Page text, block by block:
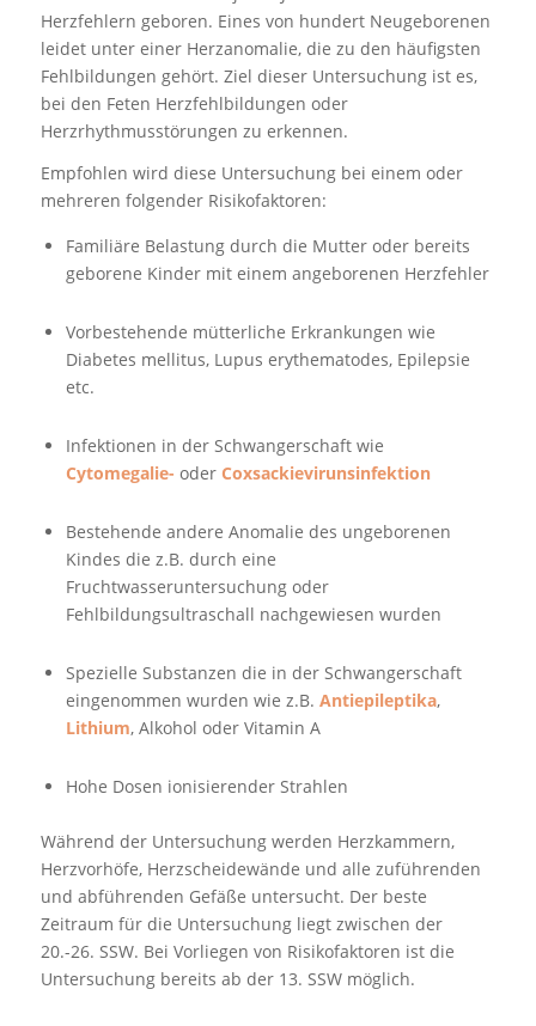
Herzfehlern geboren. Eines von hundert Neugeborenen
leidet unter einer Herzanomalie, die zu den häufigsten
Fehlbildungen gehört. Ziel dieser Untersuchung ist es,
bei den Feten Herzfehlbildungen oder
Herzrhythmusstörungen zu erkennen.
Empfohlen wird diese Untersuchung bei einem oder
mehreren folgender Risikofaktoren:
Familiäre Belastung durch die Mutter oder bereits
geborene Kinder mit einem angeborenen Herzfehler
Vorbestehende mütterliche Erkrankungen wie
Diabetes mellitus, Lupus erythematodes, Epilepsie
etc.
Infektionen in der Schwangerschaft wie
Cytomegalie- oder Coxsackievirunsinfektion
Bestehende andere Anomalie des ungeborenen
Kindes die z.B. durch eine
Fruchtwasseruntersuchung oder
Fehlbildungsultraschall nachgewiesen wurden
Spezielle Substanzen die in der Schwangerschaft
eingenommen wurden wie z.B. Antiepileptika,
Lithium, Alkohol oder Vitamin A
Hohe Dosen ionisierender Strahlen
Während der Untersuchung werden Herzkammern,
Herzvorhöfe, Herzscheidewände und alle zuführenden
und abführenden Gefäße untersucht. Der beste
Zeitraum für die Untersuchung liegt zwischen der
20.-26. SSW. Bei Vorliegen von Risikofaktoren ist die
Untersuchung bereits ab der 13. SSW möglich.